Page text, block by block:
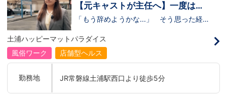
【元キャストが主任へ】一度は退
職を考えた3年目スタッフの転機
「もう辞めようかな...」 そう思った経験
す。 今回の動画では、土浦店所属・森田
主任にインタビュー。元キャストの彼女
が、入社してから挫折を経験しながら
も 主任へと成長した背景 には、意外に
た。 当グループを選んだ理由、印象に残
っているエピソード、そして意外な趣味ま
で。森田主任の飾らない人柄が垣間見える
土浦ハッピーマットパラダイス
風俗ワーク
店舗型ヘルス
勤務地 JR常磐線土浦駅西口より徒歩5分